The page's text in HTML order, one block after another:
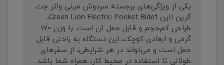
یکی از ویژگی‌های برجسته سردوش مینی واتر جت
گرین لاین Green Lion Electric Pocket Bidet،
طراحی کم‌حجم و قابل حمل آن است. با وزن 170
گرمی و ابعادی کوچک، این دستگاه به راحتی قابل
حمل است و می‌تواند در هر شرایطی، از سفرهای
طولانی تا استفاده در محیط کار، همراه شما باشد.